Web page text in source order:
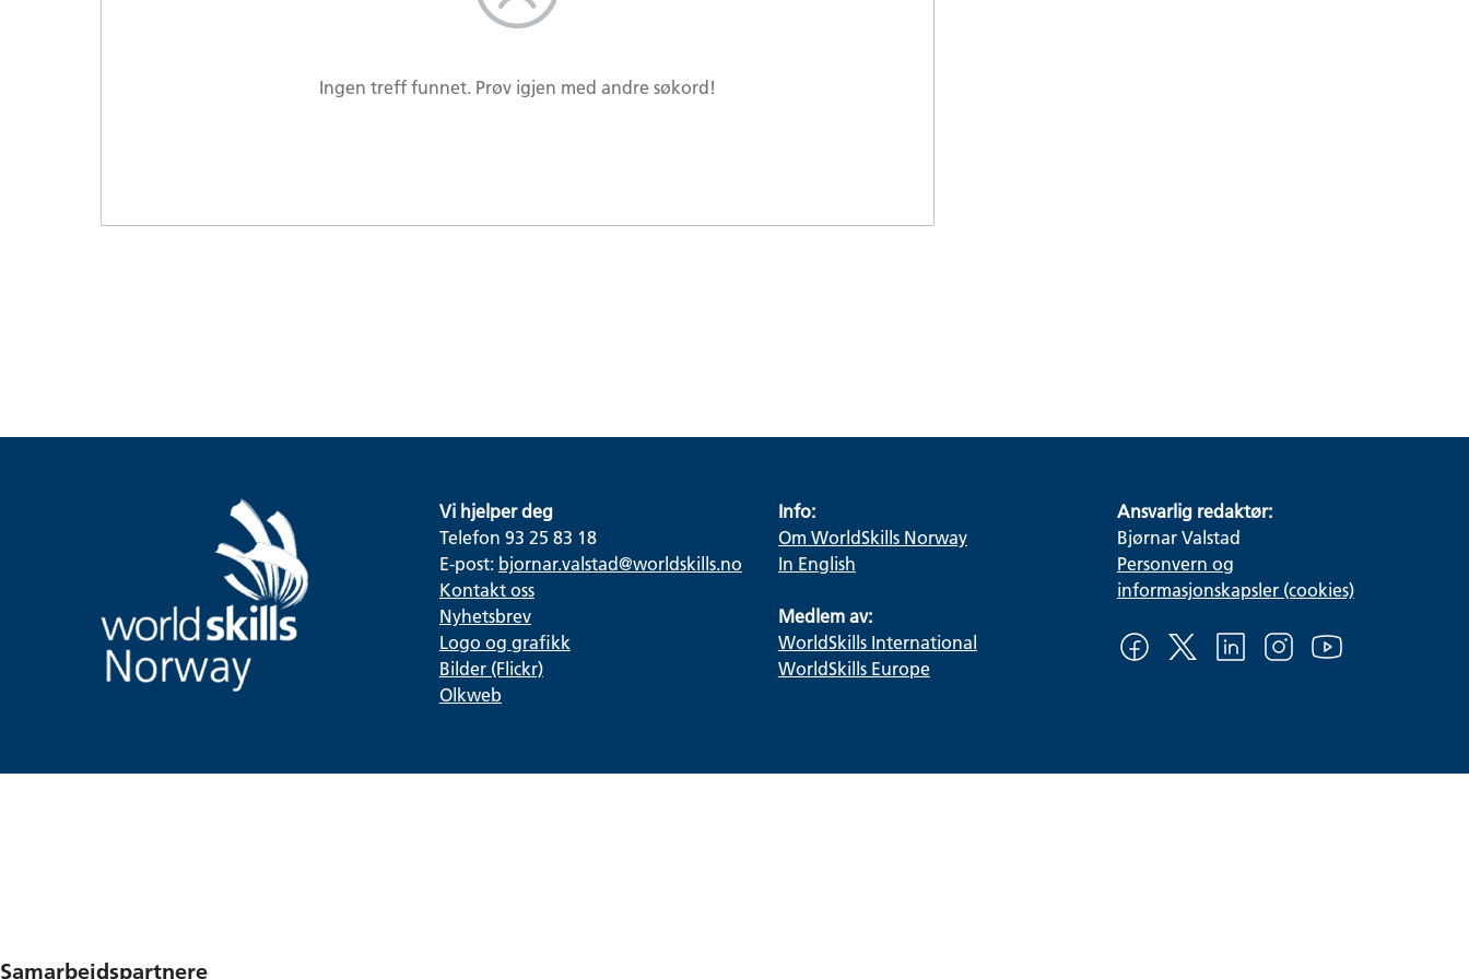
Ingen treff funnet. Prøv igjen med andre søkord!
Vi hjelper deg
Telefon 93 25 83 18
E-post: bjornar.valstad@worldskills.no
Kontakt oss
Nyhetsbrev
Logo og grafikk
Bilder (Flickr)
Olkweb
Info:
Om WorldSkills Norway
In English
Medlem av:
WorldSkills International
WorldSkills Europe
Ansvarlig redaktør:
Bjørnar Valstad
Personvern og
informasjonskapsler (cookies)
Samarbeidspartnere